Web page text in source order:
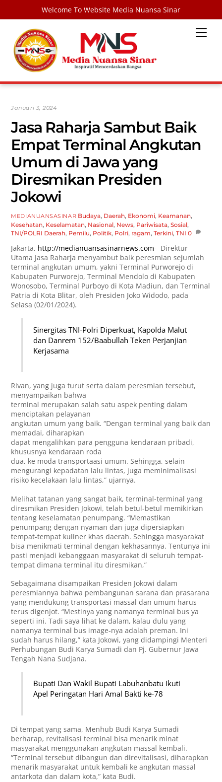
Welcome To Website Media Nuansa Sinar
content
Januari 3, 2024
Jasa Raharja Sambut Baik
Empat Terminal Angkutan
Umum di Jawa yang
Diresmikan Presiden
Jokowi
MEDIANUANSASINAR Budaya, Daerah, Ekonomi, Keamanan,
Kesehatan, Keselamatan, Nasional, News, Pariwisata,Sosial,
TNI/POLRI Daerah, Pemilu, Politik, Polri, ragam,Terkini,TNI 0
Jakarta, http://medianuansasinarnews.com- Direktur
Utama Jasa Raharja menyambut baik peresmian sejumlah
terminal angkutan umum, yakni Terminal Purworejo di
Kabupaten Purworejo, Terminal Mendolo di Kabupaten
Wonosobo, Terminal Purboyo di Kota Madiun, dan Terminal
Patria di Kota Blitar, oleh Presiden Joko Widodo, pada
Selasa (02/01/2024).
Sinergitas TNI-Polri Diperkuat, Kapolda Malut
dan Danrem 152/Baabullah Teken Perjanjian
Kerjasama
Rivan, yang juga turut serta dalam peresmian tersebut,
menyampaikan bahwa
terminal merupakan salah satu aspek penting dalam
menciptakan pelayanan
angkutan umum yang baik. “Dengan terminal yang baik dan
memadai, diharapkan
dapat mengalihkan para pengguna kendaraan pribadi,
khususnya kendaraan roda
dua, ke moda transportaasi umum. Sehingga, selain
mengurangi kepadatan lalu lintas, juga meminimalisasi
risiko kecelakaan lalu lintas,” ujarnya.
Melihat tatanan yang sangat baik, terminal-terminal yang
diresmikan Presiden Jokowi, telah betul-betul memikirkan
tentang keselamatan penumpang. “Memastikan
penumpang dengan nyaman dan juga dipersiapkan
tempat-tempat kuliner khas daerah. Sehingga masyarakat
bisa menikmati terminal dengan kekhasannya. Tentunya ini
pasti menjadi kebanggaan masyarakat di seluruh tempat-
tempat dimana terminal itu diresmikan,”
Sebagaimana disampaikan Presiden Jokowi dalam
peresmiannya bahwa pembangunan sarana dan prasarana
yang mendukung transportasi massal dan umum harus
terus digenjot. “Mestinya yang namanya terminal bus ya
seperti ini. Tadi saya lihat ke dalam, kalau dulu yang
namanya terminal bus image-nya adalah preman. Ini
sudah harus hilang,” kata Jokowi, yang didampingi Menteri
Perhubungan Budi Karya Sumadi dan Pj. Gubernur Jawa
Tengah Nana Sudjana.
Bupati Dan Wakil Bupati Labuhanbatu Ikuti
Apel Peringatan Hari Amal Bakti ke-78
Di tempat yang sama, Menhub Budi Karya Sumadi
berharap, revitalisasi terminal bisa menarik minat
masyarakat menggunakan angkutan massal kembali.
“Terminal tersebut dibangun dan direvitalisasi, diharapkan
menarik masyarakat untuk kembali ke angkutan massal
antarkota dan dalam kota,” kata Budi.